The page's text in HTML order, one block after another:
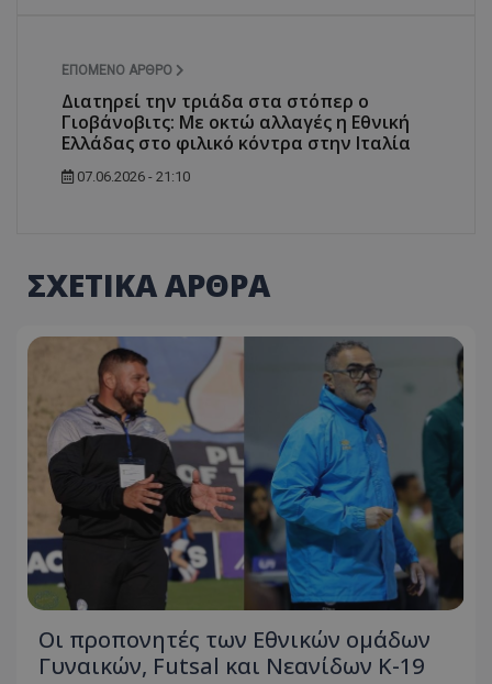
ΕΠΌΜΕΝΟ ΆΡΘΡΟ
Διατηρεί την τριάδα στα στόπερ ο
Γιοβάνοβιτς: Με οκτώ αλλαγές η Εθνική
Ελλάδας στο φιλικό κόντρα στην Ιταλία
07.06.2026 - 21:10
ΣΧΕΤΙΚΑ ΑΡΘΡΑ
Οι προπονητές των Εθνικών ομάδων
Γυναικών, Futsal και Νεανίδων Κ-19